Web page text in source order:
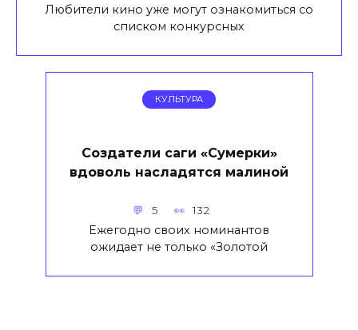
Любители кино уже могут ознакомиться со
списком конкурсных
КУЛЬТУРА
Создатели саги «Сумерки»
вдоволь насладятся малиной
5 132
Ежегодно своих номинантов
ожидает не только «Золотой